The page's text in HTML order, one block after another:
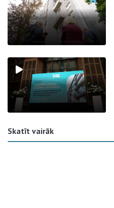
Skatīt vairāk